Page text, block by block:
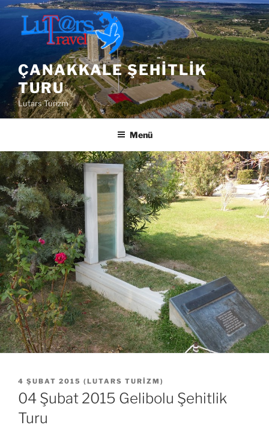
İçeriğe
geç
ÇANAKKALE ŞEHITLIK
TURU
Lutars Turizm
Menü
YAYIM
TARIHI
4 ŞUBAT 2015 ( LUTARS TURIZM )
04 Şubat 2015 Gelibolu Şehitlik
Turu